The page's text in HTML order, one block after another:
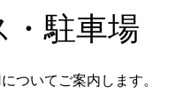
・駐車場
ついてご案内します。